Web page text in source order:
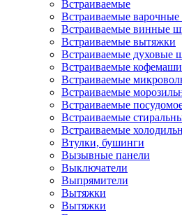
Встраиваемые
Встраиваемые варочные
Встраиваемые винные
Встраиваемые вытяжки
Встраиваемые духовые
Встраиваемые
Встраиваемые
Встраиваемые
Встраиваемые
Встраиваемые
Встраиваемые
Втулки, бушинги
Вызывные панели
Выключатели
Выпрямители
Вытяжки
Вытяжки